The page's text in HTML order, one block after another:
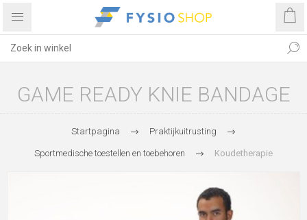
GAME READY KNIE BANDAGE
Startpagina Praktijkuitrusting
Sportmedische toestellen en toebehoren Koudetherapie